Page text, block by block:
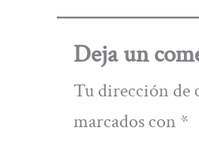
Deja un
Tu dirección de
marcados con *